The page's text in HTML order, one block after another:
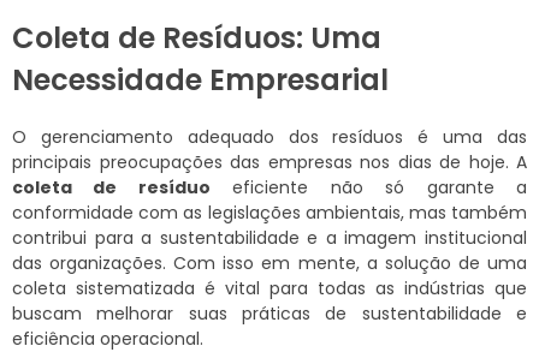
Coleta de Resíduos: Uma
Necessidade Empresarial
O gerenciamento adequado dos resíduos é uma das
principais preocupações das empresas nos dias de hoje. A
coleta de resíduo eficiente não só garante a
conformidade com as legislações ambientais, mas também
contribui para a sustentabilidade e a imagem institucional
das organizações. Com isso em mente, a solução de uma
coleta sistematizada é vital para todas as indústrias que
buscam melhorar suas práticas de sustentabilidade e
eficiência operacional.